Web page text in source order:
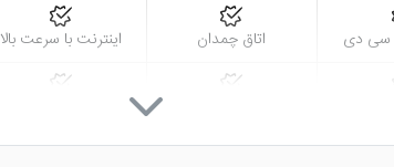
سی دی اتاق چمدان اینترنت با سرعت بالا